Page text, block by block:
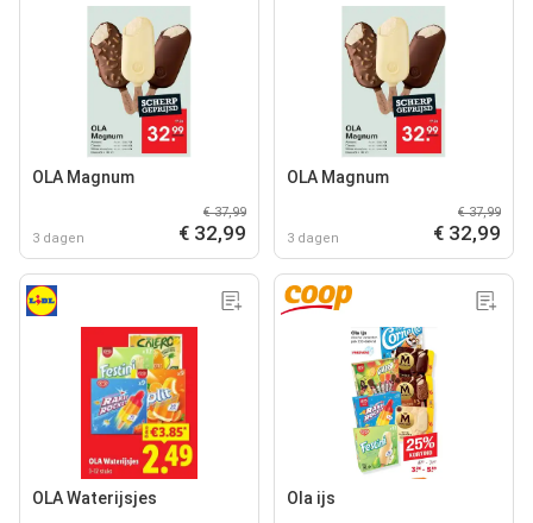
OLA Magnum
3 dagen
€ 37,99
€ 32,99
OLA Magnum
3 dagen
€ 37,99
€ 32,99
OLA Waterijsjes Ola ijs